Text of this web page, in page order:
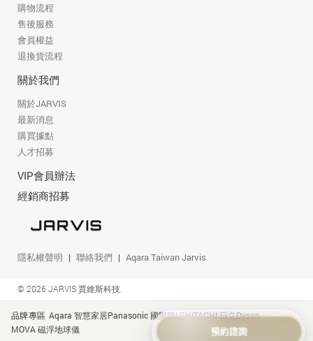
購物流程
售後服務
會員權益
退換貨流程
關於我們
關於JARVIS
最新消息
購買據點
人才招募
VIP會員辦法
經銷商招募
隱私權聲明 聯絡我們 Aqara Taiwan Jarvis
© 2026 JARVIS 賈維斯科技.
品牌專區 Aqara 智慧家居Panasonic 國際牌LGHITACHI 日立Dyson
MOVA 磁浮地球儀